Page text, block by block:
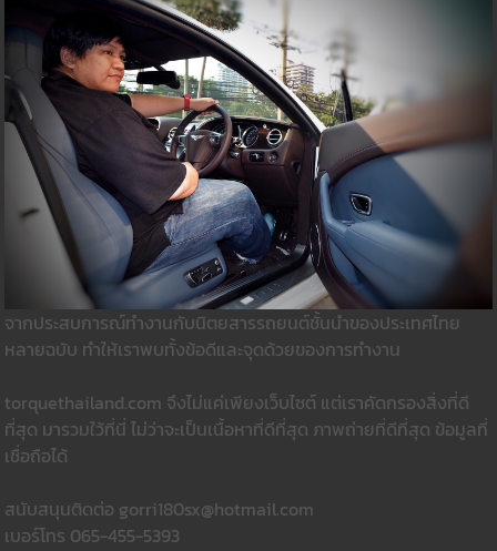
จากประสบการณ์ทำงานกับนิตยสารรถยนต์ชั้นนำของประเทศไทย
หลายฉบับ ทำให้เราพบทั้งข้อดีและจุดด้วยของการทำงาน
torquethailand.com จึงไม่แค่เพียงเว็บไซต์ แต่เราคัดกรองสิ่งที่ดี
ที่สุด มารวมใว้ที่นี่ ไม่ว่าจะเป็นเนื้อหาที่ดีที่สุด ภาพถ่ายที่ดีที่สุด ข้อมูลที่
เชื่อถือได้
สนับสนุนติดต่อ gorri180sx@hotmail.com
เบอร์โทร 065-455-5393